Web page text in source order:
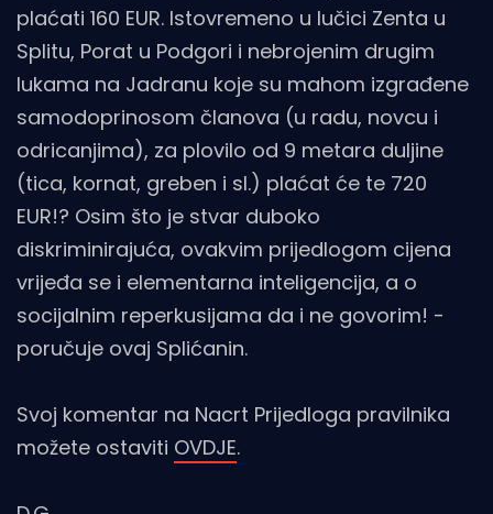
plaćati 160 EUR. Istovremeno u lučici Zenta u
Splitu, Porat u Podgori i nebrojenim drugim
lukama na Jadranu koje su mahom izgrađene
samodoprinosom članova (u radu, novcu i
odricanjima), za plovilo od 9 metara duljine
(tica, kornat, greben i sl.) plaćat će te 720
EUR!? Osim što je stvar duboko
diskriminirajuća, ovakvim prijedlogom cijena
vrijeđa se i elementarna inteligencija, a o
socijalnim reperkusijama da i ne govorim! -
poručuje ovaj Splićanin.
Svoj komentar na Nacrt Prijedloga pravilnika
možete ostaviti OVDJE.